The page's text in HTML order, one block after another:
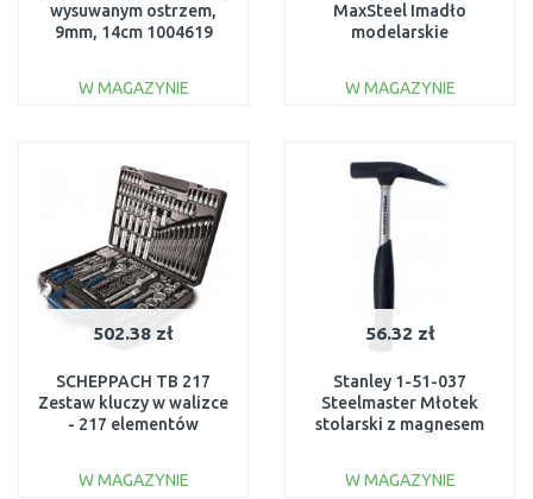
wysuwanym ostrzem,
9mm, 14cm 1004619
W MAGAZYNIE
MaxSteel Imadło
modelarskie
W MAGAZYNIE
Do porównania
502.38 zł
SCHEPPACH TB 217
Zestaw kluczy w walizce
- 217 elementów
W MAGAZYNIE
56.32 zł
Stanley 1-51-037
Steelmaster Młotek
stolarski z magnesem
W MAGAZYNIE